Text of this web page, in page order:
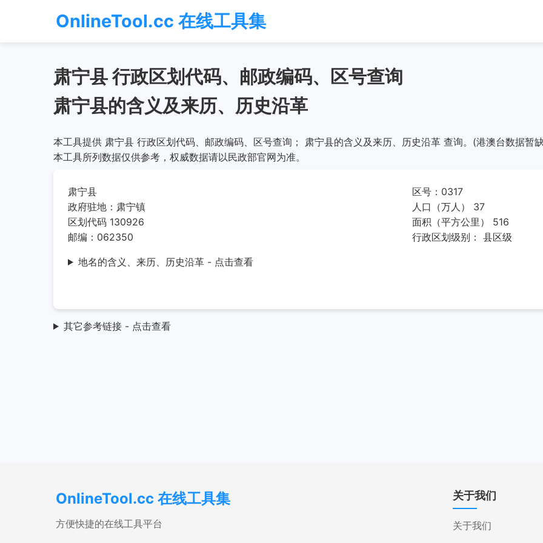
OnlineTool.cc 在线工具集
肃宁县 行政区划代码、邮政编码、区号查询
肃宁县的含义及来历、历史沿革
本工具提供 肃宁县 行政区划代码、邮政编码、区号查询； 肃宁县的含义及来历、历史沿革 查询。(港澳台数据暂
本工具所列数据仅供参考，权威数据请以民政部官网为准。
肃宁县
政府驻地：肃宁镇
区划代码 130926
邮编：062350
区号：0317
人口（万人） 37
面积（平方公里） 516
行政区划级别： 县区级
地名的含义、来历、历史沿革 - 点击查看
其它参考链接 - 点击查看
OnlineTool.cc 在线工具集
方便快捷的在线工具平台
关于我们
关于我们